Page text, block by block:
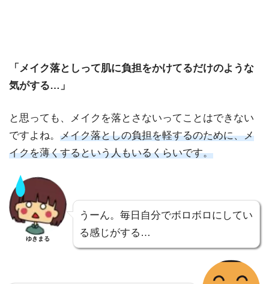
「メイク落としって肌に負担をかけてるだけのような
気がする…」
と思っても、メイクを落とさないってことはできない
ですよね。 メイク落としの負担を軽するのために、メ
イクを薄くするという人もいるくらいです。
ゆきまる
うーん。毎日自分でボロボロにしてい
る感じがする…